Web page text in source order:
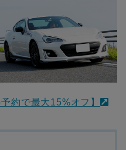
約で最大15%オフ】